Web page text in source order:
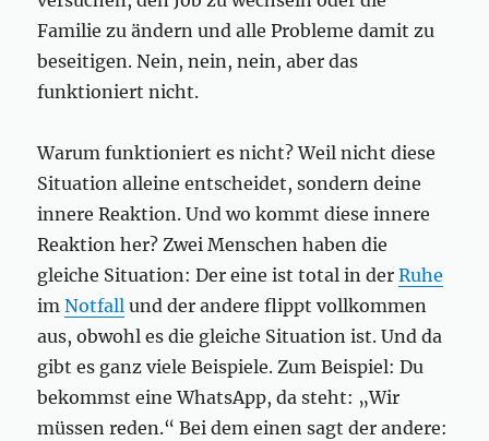
Familie zu ändern und alle Probleme damit zu
beseitigen. Nein, nein, nein, aber das
funktioniert nicht.
Warum funktioniert es nicht? Weil nicht diese
Situation alleine entscheidet, sondern deine
innere Reaktion. Und wo kommt diese innere
Reaktion her? Zwei Menschen haben die
gleiche Situation: Der eine ist total in derRuhe
imNotfall und der andere flippt vollkommen
aus, obwohl es die gleiche Situation ist. Und da
gibt es ganz viele Beispiele. Zum Beispiel: Du
bekommst eine WhatsApp, da steht: „Wir
müssen reden.“ Bei dem einen sagt der andere: